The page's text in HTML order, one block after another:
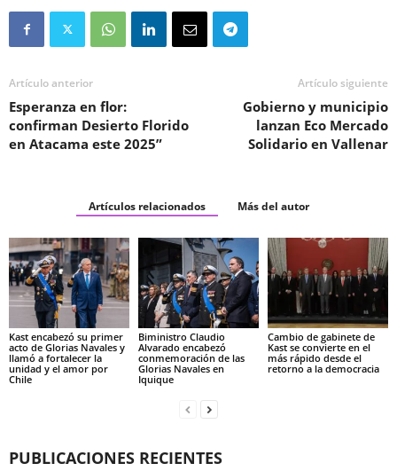
Artículo anterior
Esperanza en flor:
confirman Desierto Florido
en Atacama este 2025”
Artículo siguiente
Gobierno y municipio
lanzan Eco Mercado
Solidario en Vallenar
Artículos relacionados Más del autor
Kast encabezó su primer
acto de Glorias Navales y
llamó a fortalecer la
unidad y el amor por
Chile
Biministro Claudio
Alvarado encabezó
conmemoración de las
Glorias Navales en
Iquique
Cambio de gabinete de
Kast se convierte en el
más rápido desde el
retorno a la democracia
PUBLICACIONES RECIENTES